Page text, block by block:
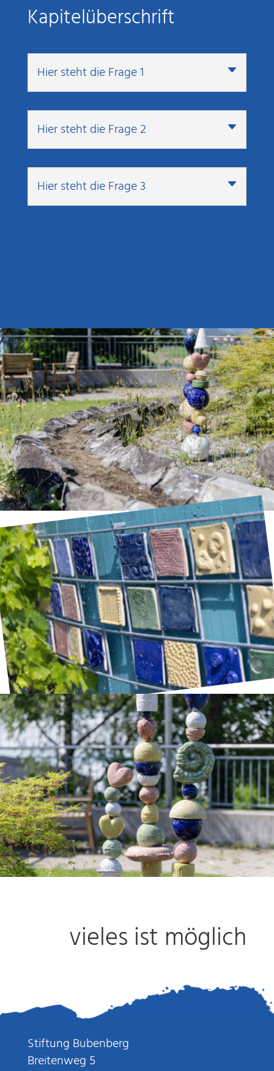
Kapitelüberschrift
Hier steht die Frage 1
Hier steht die Frage 2
Hier steht die Frage 3
vieles ist möglich
Stiftung Bubenberg
Breitenweg 5